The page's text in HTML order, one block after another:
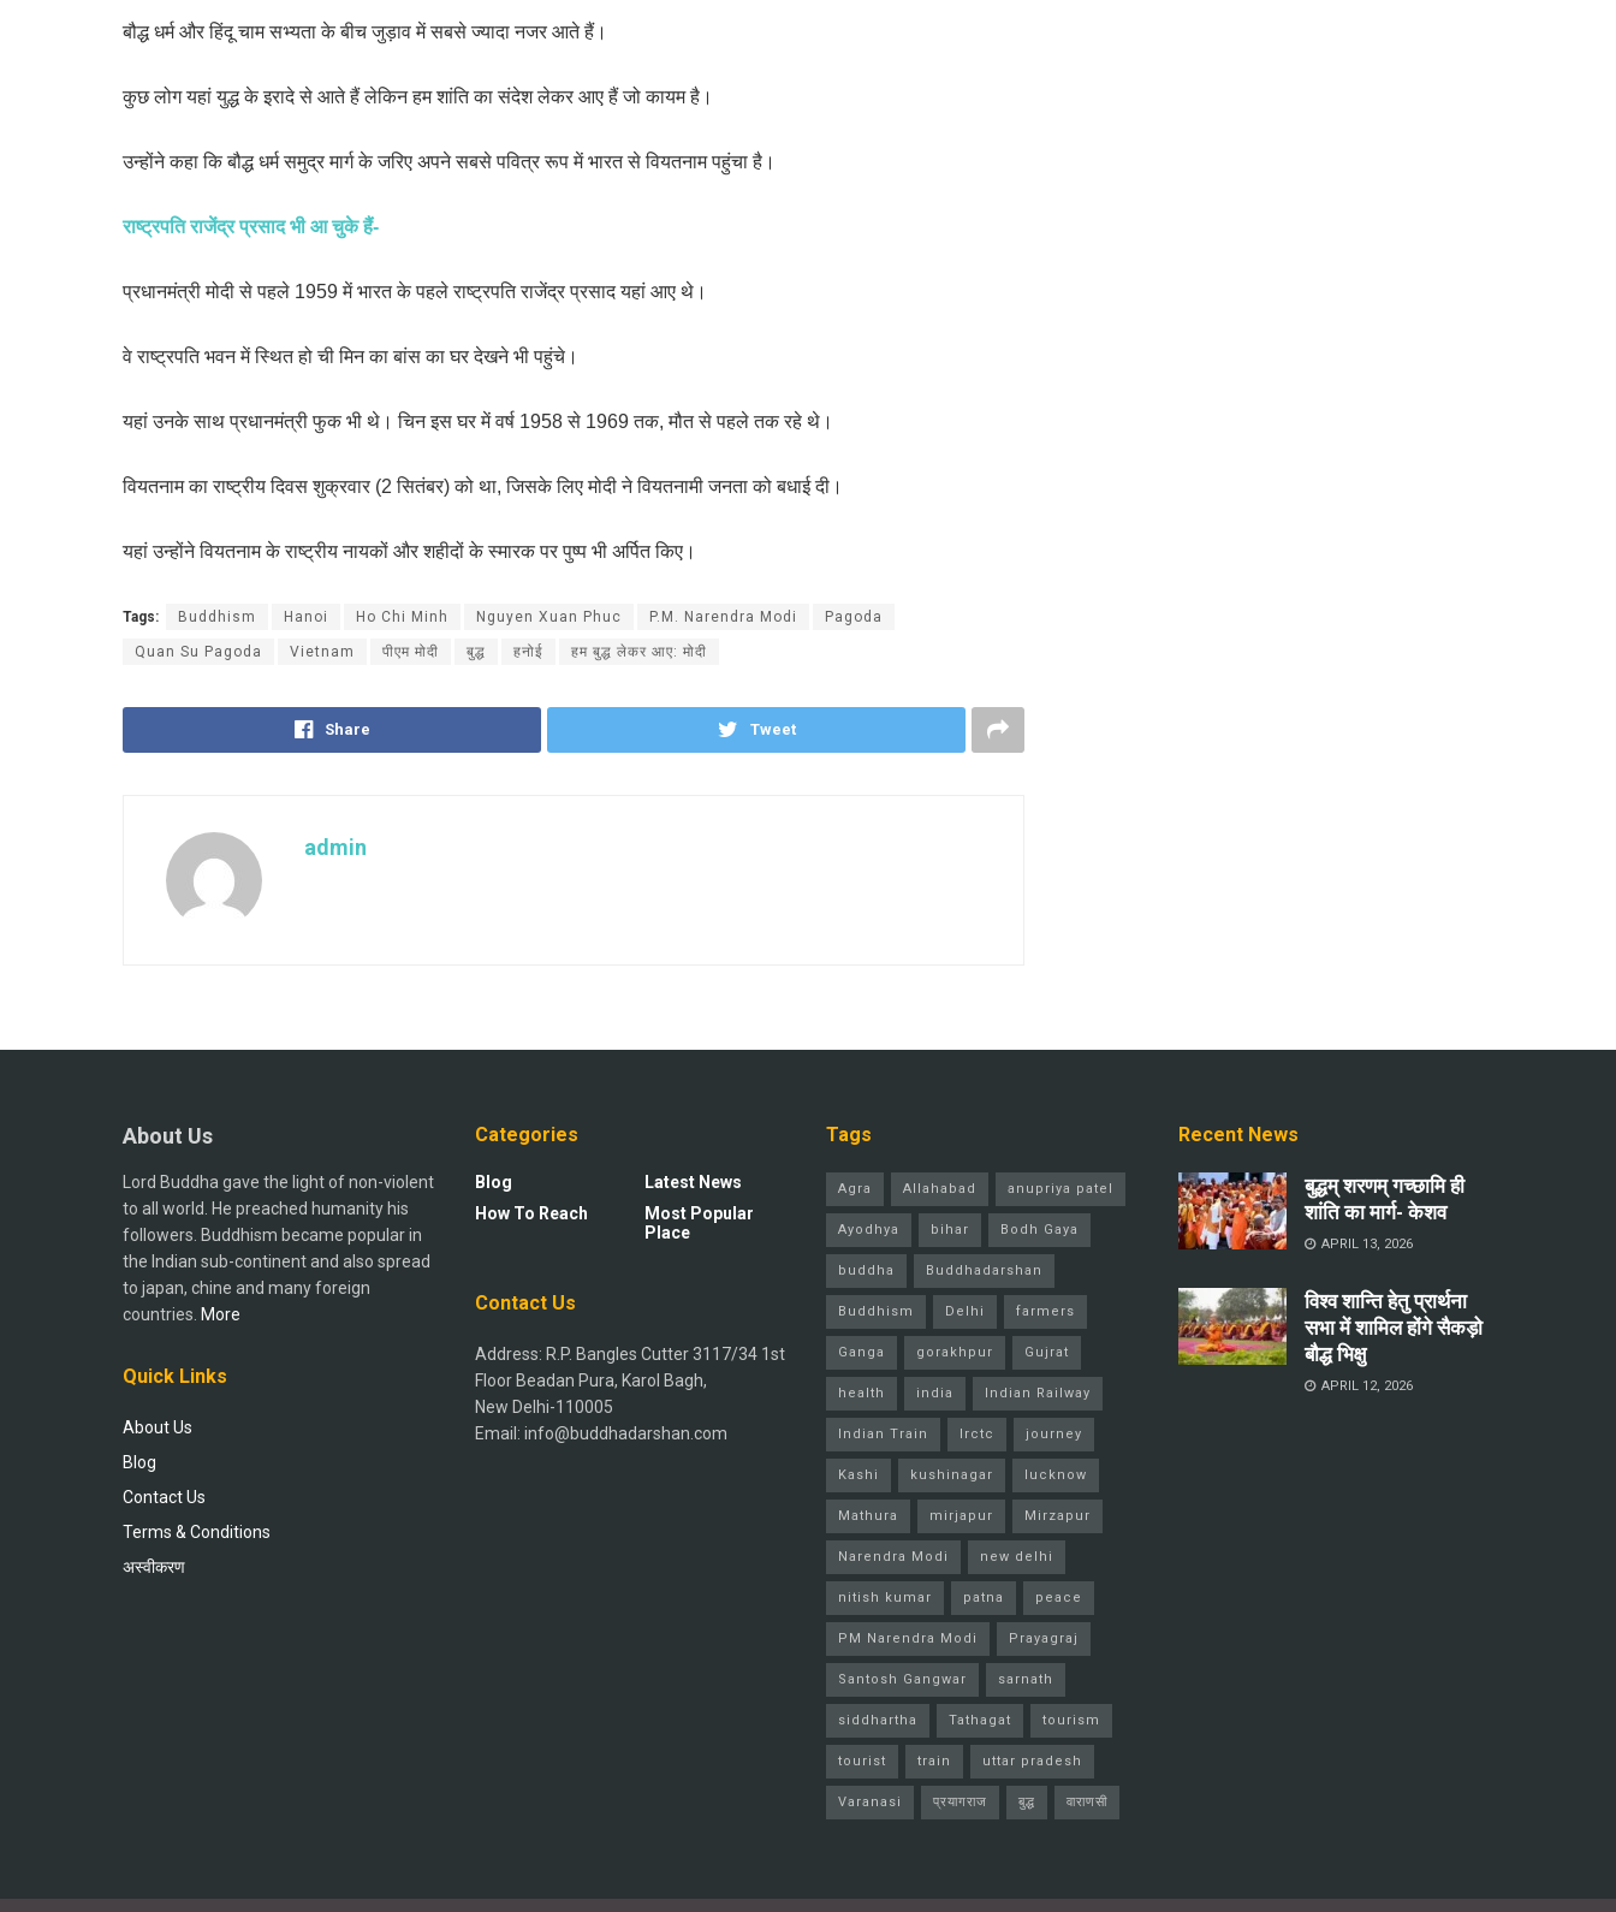
बौद्ध धर्म और हिंदू चाम सभ्यता के बीच जुड़ाव में सबसे ज्यादा नजर आते हैं।
कुछ लोग यहां युद्ध के इरादे से आते हैं लेकिन हम शांति का संदेश लेकर आए हैं जो कायम है।
उन्होंने कहा कि बौद्ध धर्म समुद्र मार्ग के जरिए अपने सबसे पवित्र रूप में भारत से वियतनाम पहुंचा है।
राष्ट्रपति राजेंद्र प्रसाद भी आ चुके हैं-
प्रधानमंत्री मोदी से पहले 1959 में भारत के पहले राष्ट्रपति राजेंद्र प्रसाद यहां आए थे।
वे राष्ट्रपति भवन में स्थित हो ची मिन का बांस का घर देखने भी पहुंचे।
यहां उनके साथ प्रधानमंत्री फुक भी थे। चिन इस घर में वर्ष 1958 से 1969 तक, मौत से पहले तक रहे थे।
वियतनाम का राष्ट्रीय दिवस शुक्रवार (2 सितंबर) को था, जिसके लिए मोदी ने वियतनामी जनता को बधाई दी।
यहां उन्होंने वियतनाम के राष्ट्रीय नायकों और शहीदों के स्मारक पर पुष्प भी अर्पित किए।
Tags: Buddhism Hanoi Ho Chi Minh Nguyen Xuan Phuc P.M. Narendra Modi Pagoda
Quan Su Pagoda Vietnam पीएम मोदी बुद्ध हनोई हम बुद्ध लेकर आए: मोदी
Share Tweet
admin
About Us
Lord Buddha gave the light of non-violent
to all world. He preached humanity his
followers. Buddhism became popular in
the Indian sub-continent and also spread
to japan, chine and many foreign
countries. More
Quick Links
About Us
Blog
Contact Us
Terms & Conditions
अस्वीकरण
Categories
Blog
How To Reach
Latest News
Most Popular
Place
Contact Us
Address: R.P. Bangles Cutter 3117/34 1st
Floor Beadan Pura, Karol Bagh,
New Delhi-110005
Email: info@buddhadarshan.com
Tags
Agra Allahabad anupriya patel
Ayodhya bihar Bodh Gaya
buddha Buddhadarshan
Buddhism Delhi farmers
Ganga gorakhpur Gujrat
health india Indian Railway
Indian Train Irctc journey
Kashi kushinagar lucknow
Mathura mirjapur Mirzapur
Narendra Modi new delhi
nitish kumar patna peace
PM Narendra Modi Prayagraj
Santosh Gangwar sarnath
siddhartha Tathagat tourism
tourist train uttar pradesh
Varanasi प्रयागराज बुद्ध वाराणसी
Recent News
बुद्धम् शरणम् गच्छामि ही
शांति का मार्ग- केशव
APRIL 13, 2026
विश्व शान्ति हेतु प्रार्थना
सभा में शामिल होंगे सैकड़ो
बौद्ध भिक्षु
APRIL 12, 2026